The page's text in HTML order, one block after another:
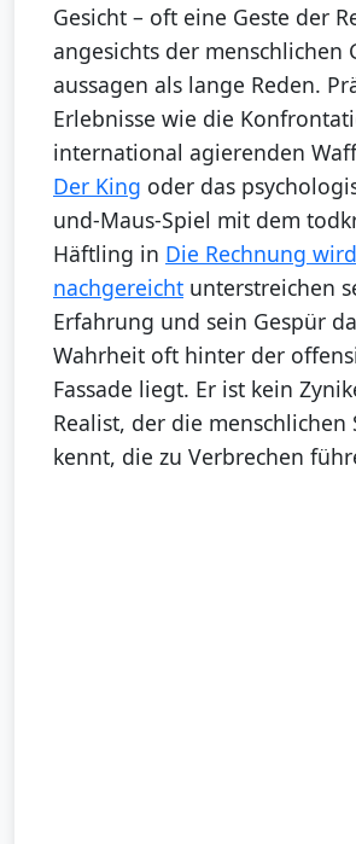
Gesicht – oft eine Geste der
angesichts der menschlichen
aussagen als lange Reden.
Erlebnisse wie die
international agierenden
Der King oder das
und-Maus-Spiel mit dem
Häftling in Die Rechnung wird
nachgereicht unterstreichen
Erfahrung und sein Gespür
Wahrheit oft hinter der
Fassade liegt. Er ist kein
Realist, der die menschlichen
kennt, die zu Verbrechen